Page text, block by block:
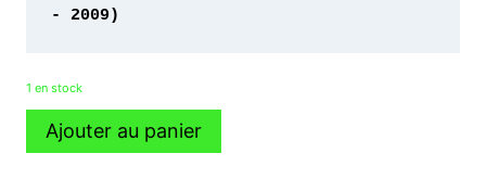
- 2009)
1 en stock
quantité
Ajouter au panier